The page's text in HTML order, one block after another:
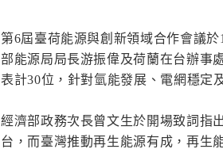
第6屆臺荷能源與創新領域合作會議
部能源局局長游振偉及荷蘭在台辦事
表計30位，針對氫能發展、電網穩定
經濟部政務次長曾文生於開場致詞指
台，而臺灣推動再生能源有成，再生